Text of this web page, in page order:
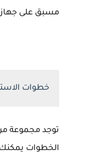
مسبق على جهاز
خطوات
توجد مجموعة
الخطوات يمكنك